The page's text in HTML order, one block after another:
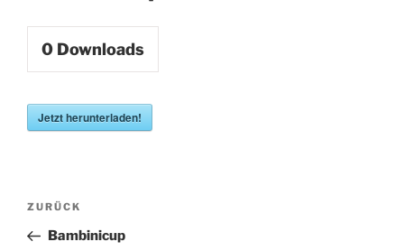
0 Downloads
Jetzt herunterladen!
Beitragsnavigation
Vorheriger
Beitrag
ZURÜCK
Bambinicup